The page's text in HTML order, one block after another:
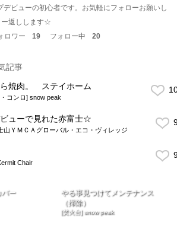
デビューの初心者です。お気軽にフォローお願いし
ー返しします☆
ロワー 19 フォロー中 20
記事
焼肉。 ステイホーム
コンロ] snow peak
ューで見れた赤富士☆
山ＹＭＣＡグローバル・エコ・ヴィレッジ
Chair
バー
やる事見つけてメンテナンス
（掃除）
[焚火台] snow peak